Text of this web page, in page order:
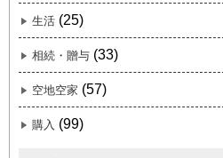
生活 (25)
相続・贈与 (33)
空地空家 (57)
購入 (99)